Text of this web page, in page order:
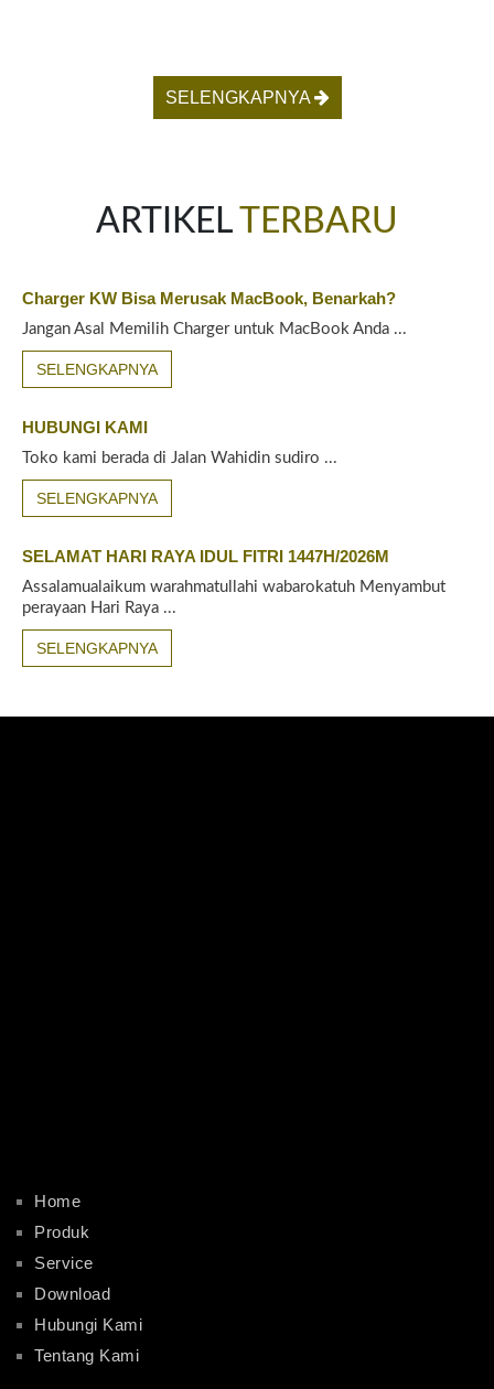
SELENGKAPNYA
ARTIKELTERBARU
Charger KW Bisa Merusak MacBook, Benarkah?
Jangan Asal Memilih Charger untuk MacBook Anda ...
SELENGKAPNYA
HUBUNGI KAMI
Toko kami berada di Jalan Wahidin sudiro ...
SELENGKAPNYA
SELAMAT HARI RAYA IDUL FITRI 1447H/2026M
Assalamualaikum warahmatullahi wabarokatuh Menyambut
perayaan Hari Raya ...
SELENGKAPNYA
Home
Produk
Service
Download
Hubungi Kami
Tentang Kami